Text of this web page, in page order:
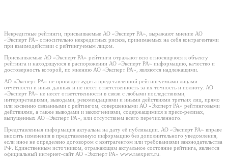
Некредитные рейтинги, присваиваемые АО «Эксперт РА», выражают мнение АО
«Эксперт РА» относительно некредитных рисков, принимаемых на себя контрагентами
при взаимодействии с рейтингуемым лицом.
Присваиваемые АО «Эксперт РА» рейтинги отражают всю относящуюся к объекту
рейтинга и находящуюся в распоряжении АО «Эксперт РА» информацию, качество и
достоверность которой, по мнению АО «Эксперт РА», являются надлежащими.
АО «Эксперт РА» не проводит аудита представленной рейтингуемыми лицами
отчётности и иных данных и не несёт ответственность за их точность и полноту. АО
«Эксперт РА» не несет ответственности в связи с любыми последствиями,
интерпретациями, выводами, рекомендациями и иными действиями третьих лиц, прямо
или косвенно связанными с рейтингом, совершенными АО «Эксперт РА» рейтинговыми
действиями, а также выводами и заключениями, содержащимися в пресс-релизах,
выпущенных АО «Эксперт РА», или отсутствием всего перечисленного.
Представленная информация актуальна на дату её публикации. АО «Эксперт РА» вправе
вносить изменения в представленную информацию без дополнительного уведомления,
если иное не определено договором с контрагентом или требованиями законодательства
РФ. Единственным источником, отражающим актуальное состояние рейтинга, является
официальный интернет-сайт АО «Эксперт РА» www.raexpert.ru.